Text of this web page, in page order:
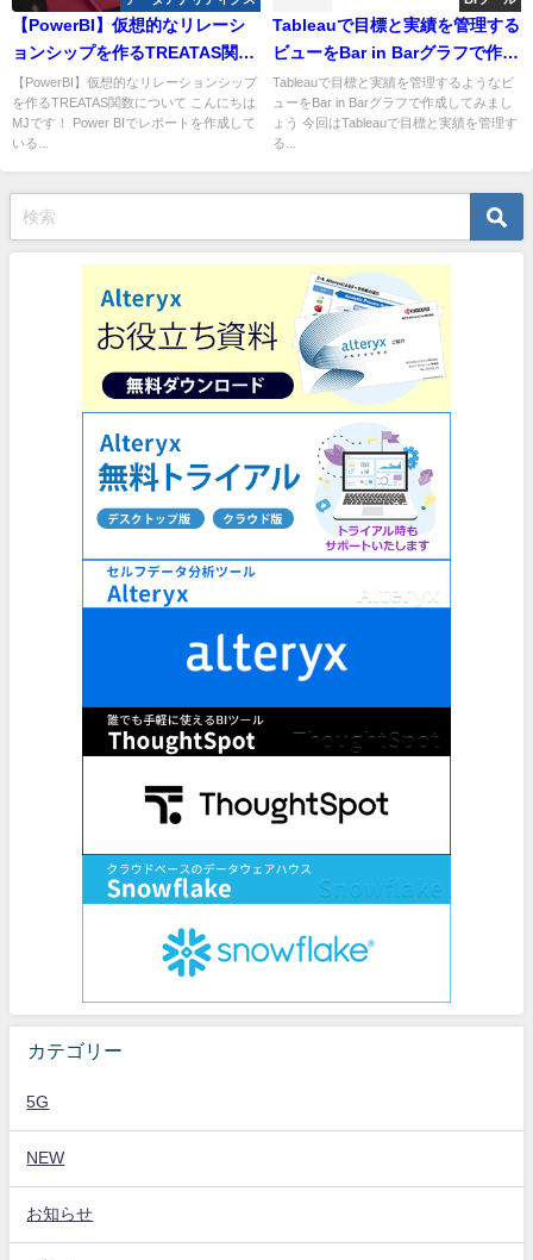
【PowerBI】仮想的なリレーシ
ョンシップを作るTREATAS関数
について
【PowerBI】仮想的なリレーションシップ
を作るTREATAS関数について こんにちは
MJです！ Power BIでレポートを作成して
いる...
Tableauで目標と実績を管理する
ビューをBar in Barグラフで作成
する
Tableauで目標と実績を管理するようなビ
ューをBar in Barグラフで作成してみまし
ょう 今回はTableauで目標と実績を管理す
る...
カテゴリー
5G
NEW
お知らせ